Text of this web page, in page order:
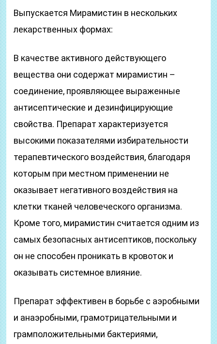
Выпускается Мирамистин в нескольких
лекарственных формах:
В качестве активного действующего
вещества они содержат мирамистин –
соединение, проявляющее выраженные
антисептические и дезинфицирующие
свойства. Препарат характеризуется
высокими показателями избирательности
терапевтического воздействия, благодаря
которым при местном применении не
оказывает негативного воздействия на
клетки тканей человеческого организма.
Кроме того, мирамистин считается одним из
самых безопасных антисептиков, поскольку
он не способен проникать в кровоток и
оказывать системное влияние.
Препарат эффективен в борьбе с аэробными
и анаэробными, грамотрицательными и
грамположительными бактериями,